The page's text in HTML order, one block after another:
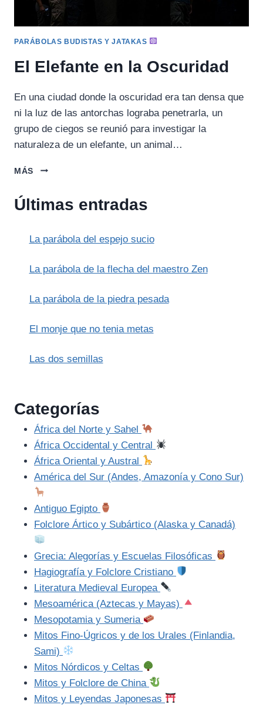
PARÁBOLAS BUDISTAS Y JATAKAS
El Elefante en la Oscuridad
En una ciudad donde la oscuridad era tan densa que
ni la luz de las antorchas lograba penetrarla, un
grupo de ciegos se reunió para investigar la
naturaleza de un elefante, un animal…
MÁS
EL
LA
Últimas entradas
La parábola del espejo sucio
La parábola de la flecha del maestro Zen
La parábola de la piedra pesada
El monje que no tenia metas
Las dos semillas
Categorías
África del Norte y Sahel
África Occidental y Central
África Oriental y Austral
América del Sur (Andes, Amazonía y Cono Sur)
Antiguo Egipto
Folclore Ártico y Subártico (Alaska y Canadá)
Grecia: Alegorías y Escuelas Filosóficas
Hagiografía y Folclore Cristiano
Literatura Medieval Europea
Mesoamérica (Aztecas y Mayas)
Mesopotamia y Sumeria
Mitos Fino-Úgricos y de los Urales (Finlandia,
Sami)
Mitos Nórdicos y Celtas
Mitos y Folclore de China
Mitos y Leyendas Japonesas